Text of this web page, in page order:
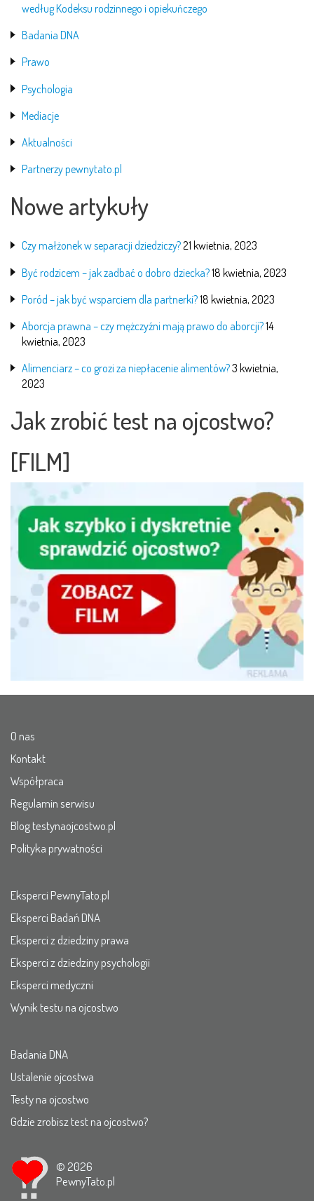
według Kodeksu rodzinnego i opiekuńczego
Badania DNA
Prawo
Psychologia
Mediacje
Aktualności
Partnerzy pewnytato.pl
Nowe artykuły
Czy małżonek w separacji dziedziczy?21 kwietnia, 2023
Być rodzicem – jak zadbać o dobro dziecka?18 kwietnia, 2023
Poród – jak być wsparciem dla partnerki?18 kwietnia, 2023
Aborcja prawna – czy mężczyźni mają prawo do aborcji?14
kwietnia, 2023
Alimenciarz – co grozi za niepłacenie alimentów?3 kwietnia,
2023
Jak zrobić test na ojcostwo?
[FILM]
O nas
Kontakt
Współpraca
Regulamin serwisu
Blog testynaojcostwo.pl
Polityka prywatności
Eksperci PewnyTato.pl
Eksperci Badań DNA
Eksperci z dziedziny prawa
Eksperci z dziedziny psychologii
Eksperci medyczni
Wynik testu na ojcostwo
Badania DNA
Ustalenie ojcostwa
Testy na ojcostwo
Gdzie zrobisz test na ojcostwo?
© 2026
PewnyTato.pl